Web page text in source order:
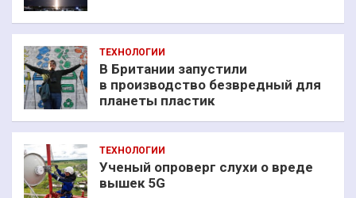
ТЕХНОЛОГИИ
В Британии запустили
в производство безвредный для
планеты пластик
ТЕХНОЛОГИИ
Ученый опроверг слухи о вреде
вышек 5G